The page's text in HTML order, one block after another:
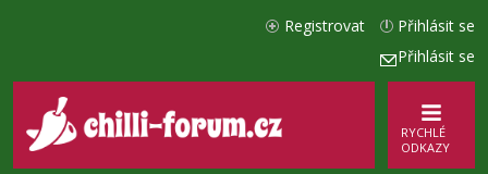
Přihlásit se
Přihlásit se
Registrovat
RYCHLÉ
ODKAZY